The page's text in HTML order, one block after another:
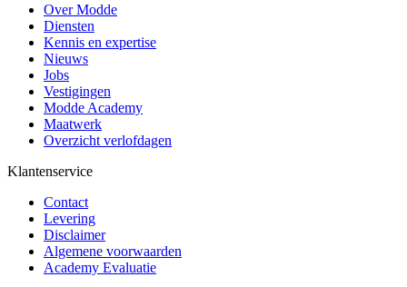
Over Modde
Diensten
Kennis en expertise
Nieuws
Jobs
Vestigingen
Modde Academy
Maatwerk
Overzicht verlofdagen
Klantenservice
Contact
Levering
Disclaimer
Algemene voorwaarden
Academy Evaluatie